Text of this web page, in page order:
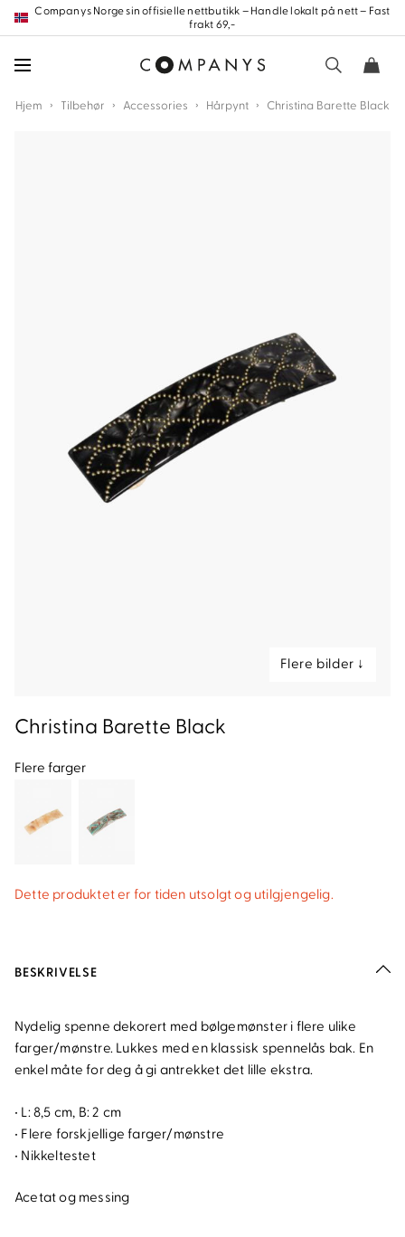
Hopp
frem
innholdet
Companys Norge sin offisielle nettbutikk – Handle lokalt på nett – Fast
frakt 69,-
Hjem › Tilbehør › Accessories › Hårpynt › Christina Barette Black
Christina Barette Black
Flere farger
Dette produktet er for tiden utsolgt og utilgjengelig.
BESKRIVELSE
Nydelig spenne dekorert med bølgemønster i flere ulike
farger/mønstre. Lukkes med en klassisk spennelås bak. En
enkel måte for deg å gi antrekket det lille ekstra.
• L: 8,5 cm, B: 2 cm
• Flere forskjellige farger/mønstre
• Nikkeltestet
Acetat og messing